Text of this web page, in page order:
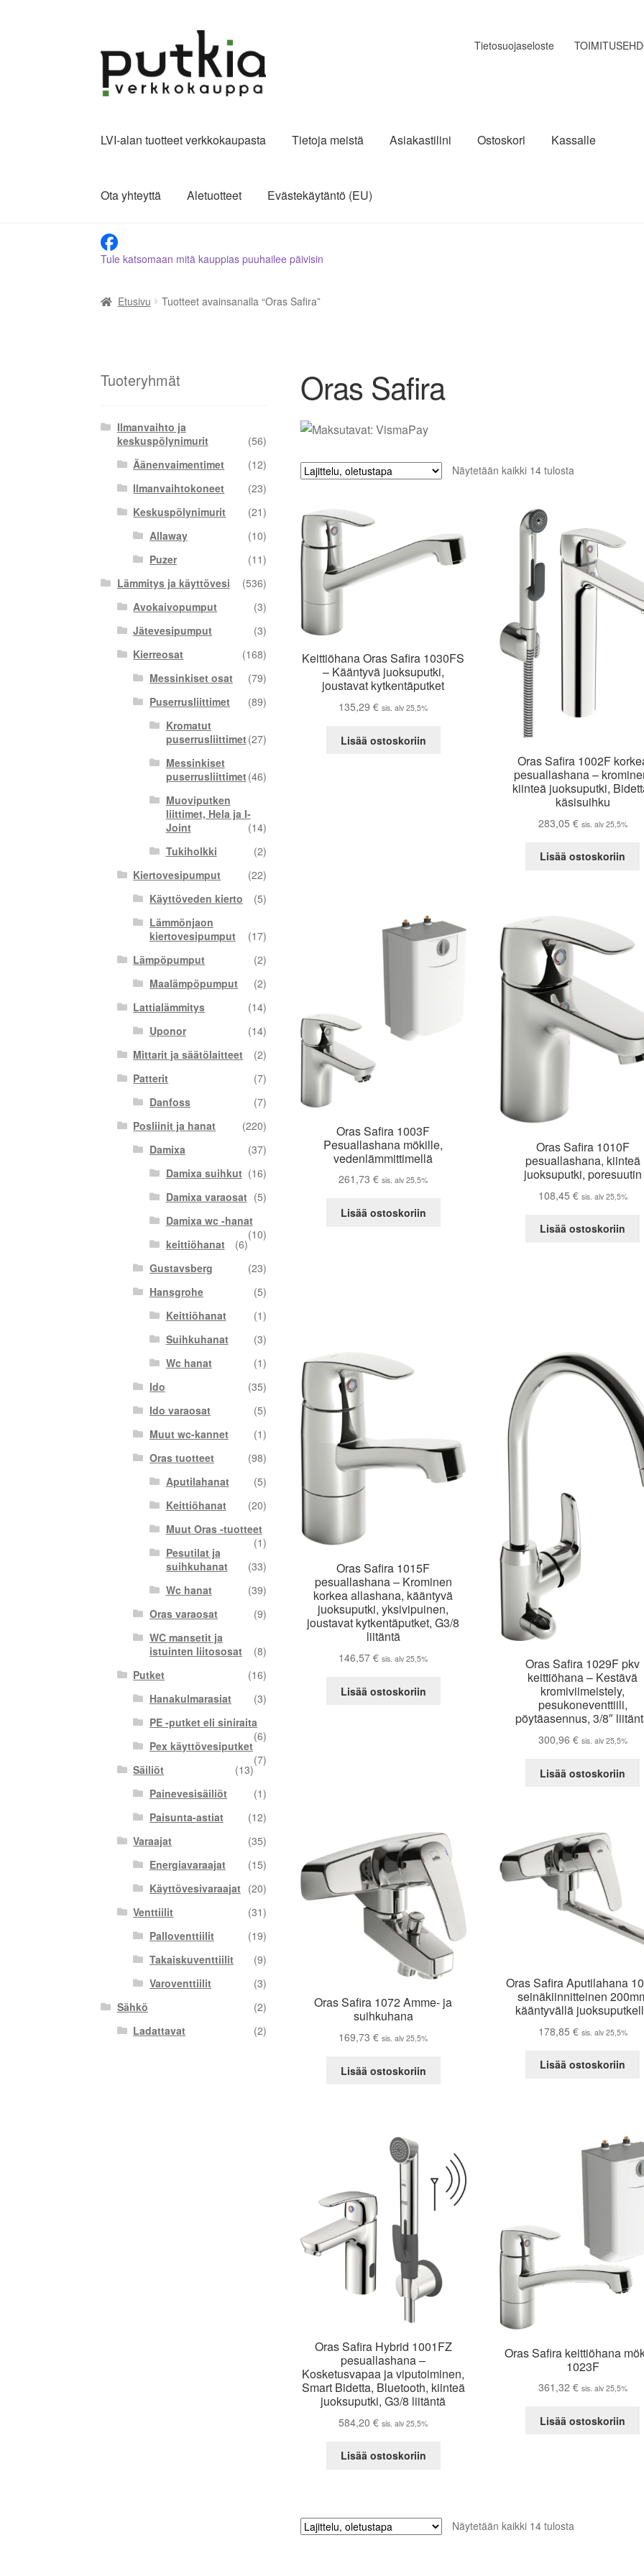
navigointiin
sisältöön
Tietosuojaseloste
LVI-alan tuotteet verkkokaupasta Tietoja meistä Asiakastilini Ostoskori Kassalle
Ota yhteyttä Aletuotteet Evästekäytäntö (EU)
Tule katsomaan mitä kauppias puuhailee päivisin
Etusivu Tuotteet avainsanalla “Oras Safira”
Oras Safira
Näytetään kaikki 14 tulosta
Keittiöhana Oras Safira 1030FS
– Kääntyvä juoksuputki,
joustavat kytkentäputket
135,29€ sis. alv 25,5%
Lisää ostoskoriin
Oras Safira 1002F
pesuallashana –
kiinteä juoksuputki,
käsisuihku
283,05 € sis. alv 25,5%
Lisää ostoskoriin
Oras Safira 1003F
Pesuallashana mökille,
vedenlämmittimellä
261,73€ sis. alv 25,5%
Lisää ostoskoriin
Oras Safira 1010F
pesuallashana, kiinteä
juoksuputki, poresuutin
108,45 € sis. alv 25,5%
Lisää ostoskoriin
Oras Safira 1015F
pesuallashana – Krominen
korkea allashana, kääntyvä
juoksuputki, yksivipuinen,
joustavat kytkentäputket, G3/8
liitäntä
146,57€ sis. alv 25,5%
Lisää ostoskoriin
Oras Safira 1029F pkv
keittiöhana – Kestävä
kromiviimeistely,
pesukoneventtiili,
pöytäasennus, 3/8″
300,96 € sis. alv 25,5%
Lisää ostoskoriin
Oras Safira 1072 Amme- ja
suihkuhana
169,73€ sis. alv 25,5%
Lisää ostoskoriin
Oras Safira Aputilahana
seinäkiinnitteinen
kääntyvällä
178,85 € sis. alv 25,5%
Lisää ostoskoriin
Oras Safira Hybrid 1001FZ
pesuallashana –
Kosketusvapaa ja viputoiminen,
Smart Bidetta, Bluetooth, kiinteä
juoksuputki, G3/8 liitäntä
584,20€ sis. alv 25,5%
Lisää ostoskoriin
Oras Safira keittiöhana
1023F
361,32 € sis. alv 25,5%
Lisää ostoskoriin
Näytetään kaikki 14 tulosta
Tuoteryhmät
Ilmanvaihto ja
keskuspölynimurit
(56)
Äänenvaimentimet
(12)
Ilmanvaihtokoneet
(23)
Keskuspölynimurit
(21)
Allaway
(10)
Puzer
(11)
Lämmitys ja käyttövesi
(536)
Avokaivopumput
(3)
Jätevesipumput
(3)
Kierreosat
(168)
Messinkiset osat
(79)
Puserrusliittimet
(89)
Kromatut
puserrusliittimet(27)
Messinkiset
puserrusliittimet(46)
Muoviputken
liittimet, Hela ja I-
Joint
(14)
Tukiholkki
(2)
Kiertovesipumput
(22)
Käyttöveden kierto
(5)
Lämmönjaon
kiertovesipumput
(17)
Lämpöpumput
(2)
Maalämpöpumput
(2)
Lattialämmitys
(14)
Uponor
(14)
Mittarit ja säätölaitteet
(2)
Patterit
(7)
Danfoss
(7)
Posliinit ja hanat
(220)
Damixa
(37)
Damixa suihkut (16)
Damixa varaosat (5)
Damixa wc -hanat
(10)
keittiöhanat
(6)
Gustavsberg
(23)
Hansgrohe
(5)
Keittiöhanat
(1)
Suihkuhanat
(3)
Wc hanat
(1)
Ido
(35)
Ido varaosat
(5)
Muut wc-kannet
(1)
Oras tuotteet
(98)
Aputilahanat
(5)
Keittiöhanat
(20)
Muut Oras -tuotteet
(1)
Pesutilat ja
suihkuhanat
(33)
Wc hanat
(39)
Oras varaosat
(9)
WC mansetit ja
istuinten liitososat
(8)
Putket
(16)
Hanakulmarasiat
(3)
PE -putket eli siniraita
(6)
Pex käyttövesiputket
(7)
Säiliöt
(13)
Painevesisäiliöt
(1)
Paisunta-astiat
(12)
Varaajat
(35)
Energiavaraajat
(15)
Käyttövesivaraajat (20)
Venttiilit
(31)
Palloventtiilit
(19)
Takaiskuventtiilit
(9)
Varoventtiilit
(3)
Sähkö
(2)
Ladattavat
(2)